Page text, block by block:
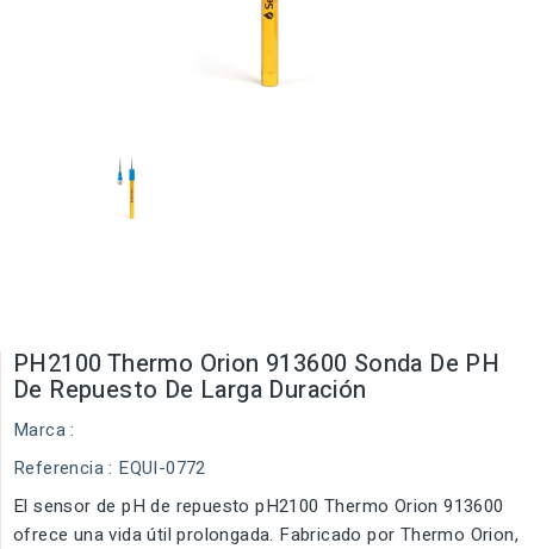
PH2100 Thermo Orion 913600 Sonda De PH
De Repuesto De Larga Duración
Marca :
Referencia : EQUI-0772
El sensor de pH de repuesto pH2100 Thermo Orion 913600
ofrece una vida útil prolongada. Fabricado por Thermo Orion,